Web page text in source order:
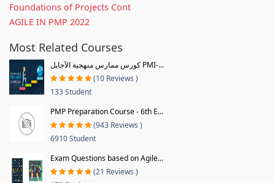
Foundations of Projects Cont
AGILE IN PMP 2022
Most Related Courses
كورس ممارس منهجية الآجايل PMI-...
(10 Reviews )
133 Student
PMP Preparation Course - 6th E...
(943 Reviews )
6910 Student
Exam Questions based on Agile...
(21 Reviews )